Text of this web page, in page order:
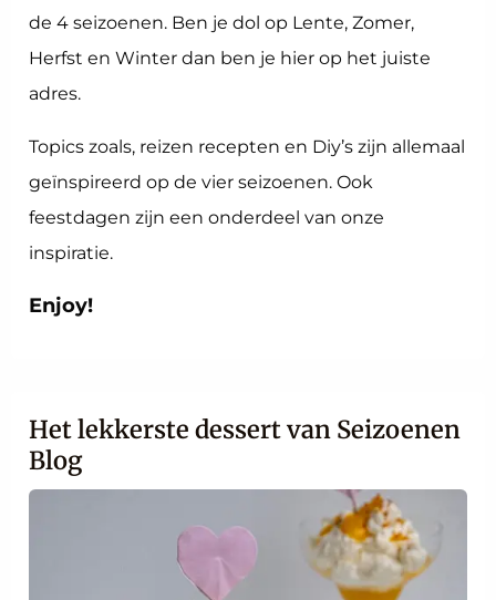
de 4 seizoenen. Ben je dol op Lente, Zomer,
Herfst en Winter dan ben je hier op het juiste
adres.
Topics zoals, reizen recepten en Diy’s zijn allemaal
geïnspireerd op de vier seizoenen. Ook
feestdagen zijn een onderdeel van onze
inspiratie.
Enjoy!
Het lekkerste dessert van Seizoenen
Blog